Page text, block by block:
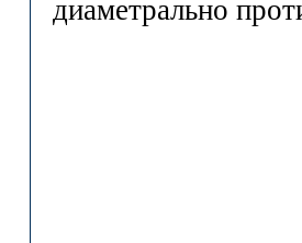
диаметрально